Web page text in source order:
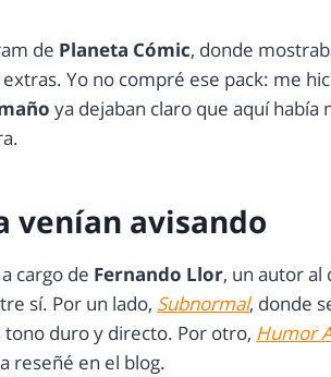
de Planeta Cómic, donde
Yo no compré ese pack: me
ya dejaban claro que aquí
venían avisando
cargo de Fernando Llor, un autor
sí. Por un lado, Subnormal, donde
tono duro y directo. Por otro, Humor
reseñé en el blog.